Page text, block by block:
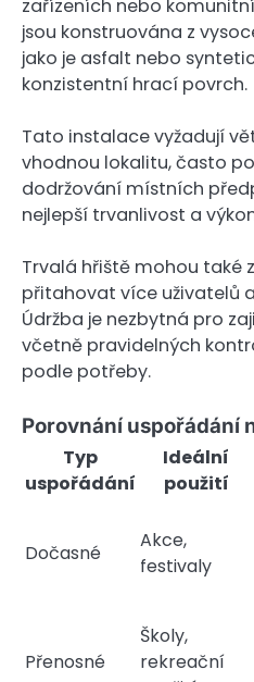
zařízeních nebo
jsou konstruována z
jako je asfalt nebo
konzistentní hrací povrch.
Tato instalace vyžadují
vhodnou lokalitu, často
dodržování místních
nejlepší trvanlivost a
Trvalá hřiště mohou také
přitahovat více uživatelů
Údržba je nezbytná pro
včetně pravidelných
podle potřeby.
Porovnání uspořádání
Typ
uspořádání
Ideální
použití
Dočasné
Akce,
festivaly
Přenosné
Školy,
rekreační